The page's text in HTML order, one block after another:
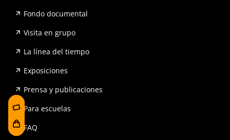
Fondo documental
Visita en grupo
La línea del tiempo
Exposiciones
Prensa y publicaciones
Para escuelas
FAQ